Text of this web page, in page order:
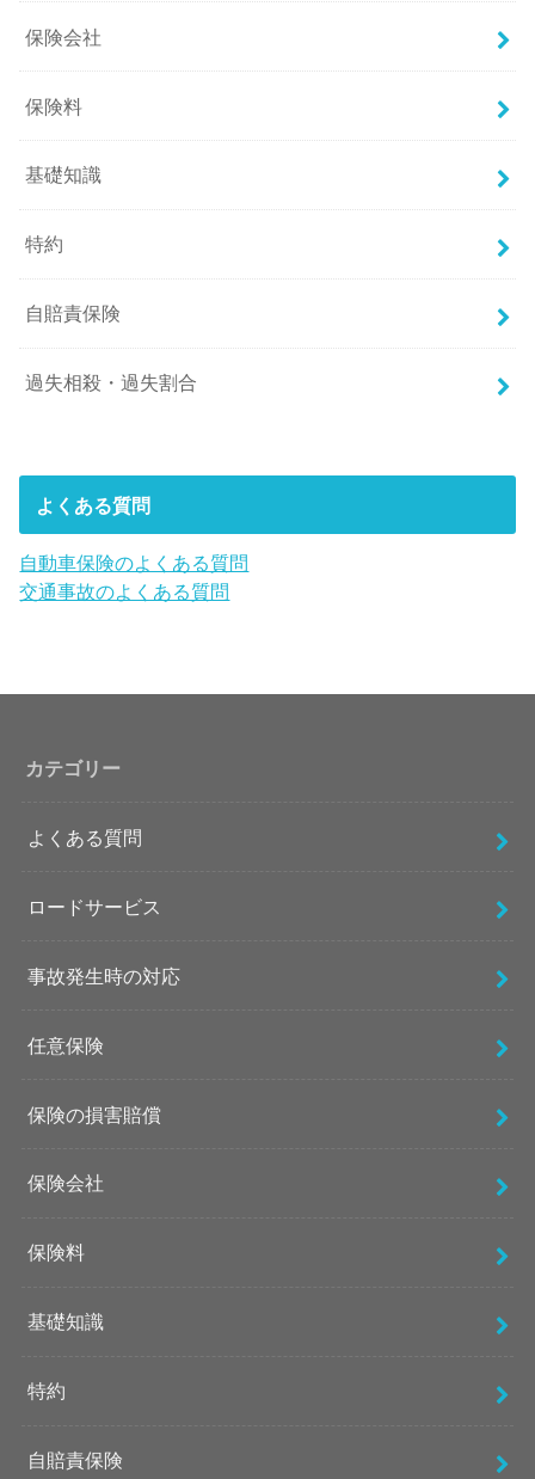
保険会社
保険料
基礎知識
特約
自賠責保険
過失相殺・過失割合
よくある質問
自動車保険のよくある質問
交通事故のよくある質問
カテゴリー
よくある質問
ロードサービス
事故発生時の対応
任意保険
保険の損害賠償
保険会社
保険料
基礎知識
特約
自賠責保険